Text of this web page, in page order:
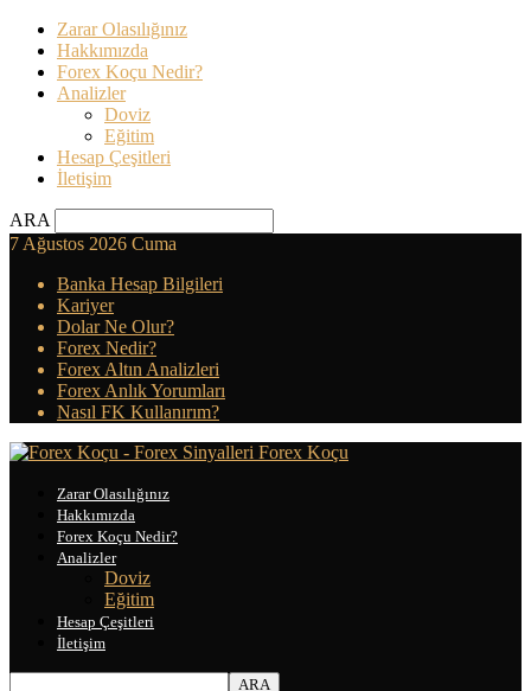
Zarar Olasılığınız
Hakkımızda
Forex Koçu Nedir?
Analizler
Doviz
Eğitim
Hesap Çeşitleri
İletişim
ARA
7 Ağustos 2026 Cuma
Banka Hesap Bilgileri
Kariyer
Dolar Ne Olur?
Forex Nedir?
Forex Altın Analizleri
Forex Anlık Yorumları
Nasıl FK Kullanırım?
Forex Koçu
Zarar Olasılığınız
Hakkımızda
Forex Koçu Nedir?
Analizler
Doviz
Eğitim
Hesap Çeşitleri
İletişim